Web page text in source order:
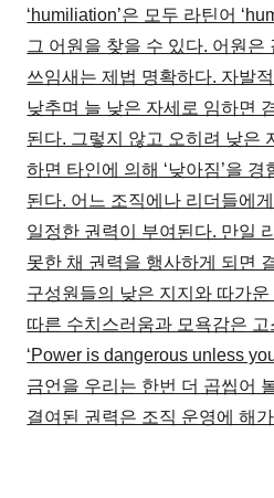
‘humiliation’은 모두 라틴어
그 어원을 찾을 수 있다. 어원은
쓰임새는 제법 명확하다. 자발
낮추며 늘 낮은 자세로 임하면
된다. 그렇지 않고 오히려 낮은
하면 타인에 의해 ‘낮아짐’을 경
된다. 어느 조직에나 리더들에
일정한 권력이 부여된다. 만일
못한 채 권력을 행사하게 되면
구성원들의 낮은 지지와 따가운
따른 수치스러움과 모욕감은
‘Power is dangerous unless
금언을 우리는 한번 더 곱씹어
결여된 권력은 조직 운영에 해